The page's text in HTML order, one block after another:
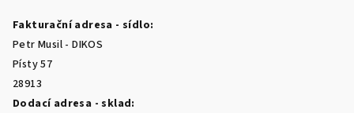
Fakturační adresa - sídlo:
Petr Musil - DIKOS
Písty 57
28913
Dodací adresa - sklad: